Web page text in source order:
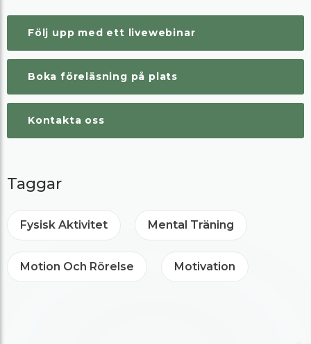
Följ upp med ett livewebinar
Boka föreläsning på plats
Kontakta oss
Taggar
Fysisk Aktivitet Mental Träning
Motion Och Rörelse Motivation